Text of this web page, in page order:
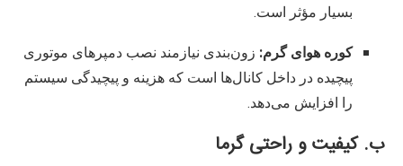
بسیار مؤثر است.
کوره هوای گرم: زون‌بندی نیازمند نصب دمپرهای موتوری
پیچیده در داخل کانال‌ها است که هزینه و پیچیدگی سیستم
را افزایش می‌دهد.
ب. کیفیت و راحتی گرما